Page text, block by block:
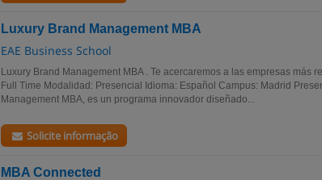
Luxury Brand Management MBA
EAE Business School
Luxury Brand Management MBA . Te acercaremos a las empresas más
Full Time Modalidad: Presencial Idioma: Español Campus: Madrid
Management MBA, es un programa innovador diseñado...
Solicite informação
MBA Connected